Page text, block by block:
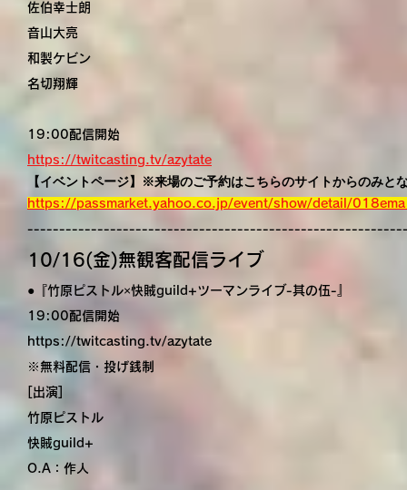
佐伯幸士朗
音山大亮
和製ケビン
名切翔輝
19:00配信開始
https://twitcasting.tv/azytate
【イベントページ】※来場のご予約はこちらのサイトからのみと
https://passmarket.yahoo.co.jp/event/show/detail/
10/16(金)無観客配信ライブ
●『竹原ピストル×快賊guild+ツーマンライブ-其の伍-』
19:00配信開始
https://twitcasting.tv/azytate
※無料配信・投げ銭制
[出演]
竹原ピストル
快賊guild+
O.A：作人